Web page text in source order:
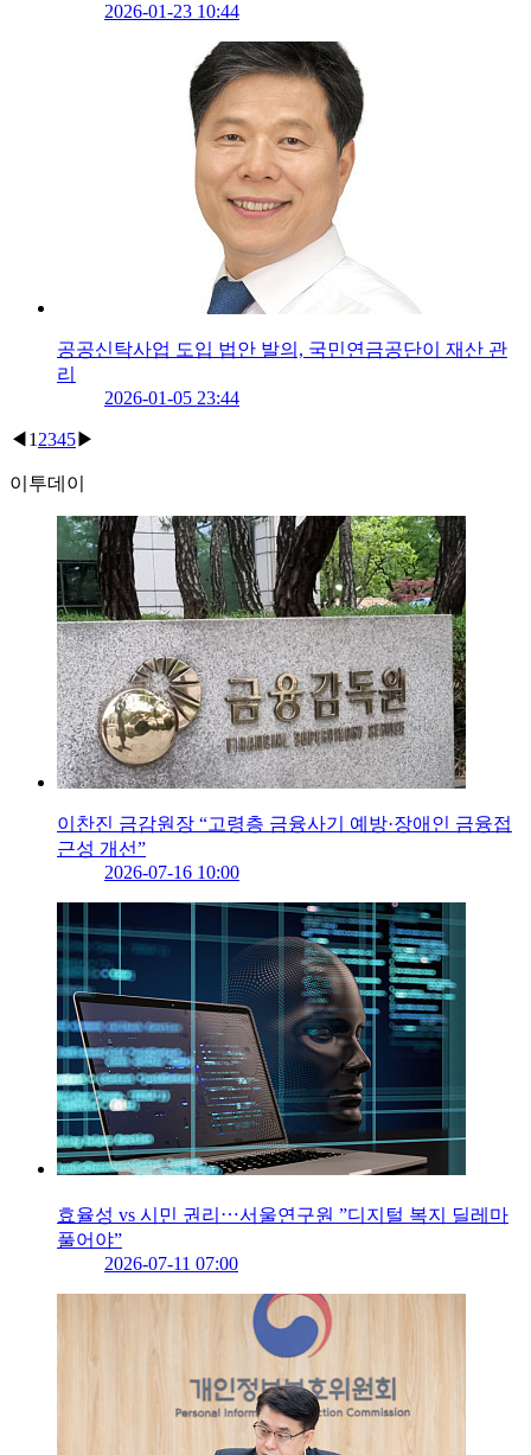
2026-01-23 10:44
공공신탁사업 도입 법안 발의, 국민연금공단이 재산 관
리
2026-01-05 23:44
◀ 1 2345▶
이투데이
이찬진 금감원장 “고령층 금융사기 예방·장애인 금융접
근성 개선”
2026-07-16 10:00
효율성 vs 시민 권리⋯서울연구원 ”디지털 복지 딜레마
풀어야”
2026-07-11 07:00